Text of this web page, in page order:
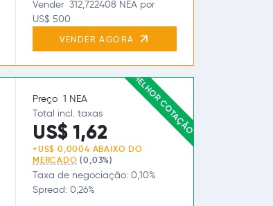
Vender 312,722408 NEA por
US$ 500
VENDER AGORA
MELHOR COTAÇÃO
Preço 1 NEA
Total incl. taxas
US$ 1,62
+US$ 0,0004 ABAIXO DO
MERCADO (0,03%)
Taxa de negociação: 0,10%
Spread: 0,26%